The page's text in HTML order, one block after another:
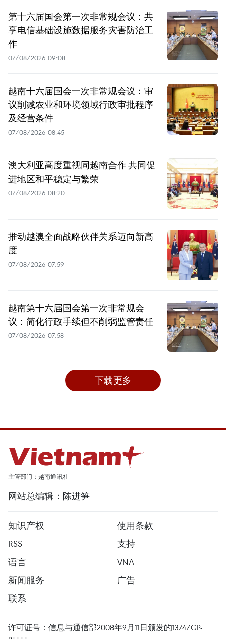
第十六届国会第一次非常规会议：共
享电信基础设施数据服务灾害防治工
作
07/08/2026 09:08
越南十六届国会一次非常规会议：审
议削减农业和环境领域行政审批程序
及经营条件
07/08/2026 08:45
澳大利亚高度重视同越南合作 共同促
进地区和平稳定与繁荣
07/08/2026 08:20
推动越澳全面战略伙伴关系迈向新高
度
07/08/2026 07:59
越南第十六届国会第一次非常规会
议：简化行政手续但不削弱监管责任
07/08/2026 07:58
下载更多
主管部门：越南通讯社
网站总编辑：陈进笋
知识产权
使用条款
RSS
支持
语言
VNA
新闻服务
广告
联系
许可证号：信息与通信部2008年9月11日颁发的1374/GP-